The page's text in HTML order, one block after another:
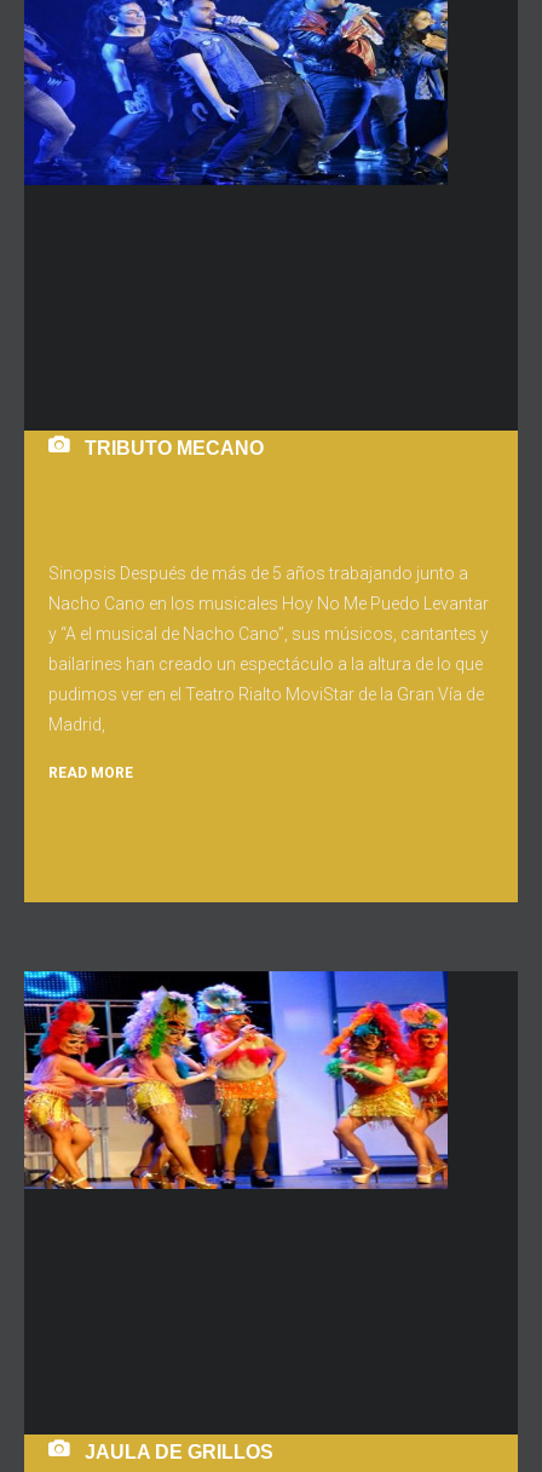
TRIBUTO MECANO
Sinopsis Después de más de 5 años trabajando junto a
Nacho Cano en los musicales Hoy No Me Puedo Levantar
y “A el musical de Nacho Cano”, sus músicos, cantantes y
bailarines han creado un espectáculo a la altura de lo que
pudimos ver en el Teatro Rialto MoviStar de la Gran Vía de
Madrid,
READ MORE
JAULA DE GRILLOS